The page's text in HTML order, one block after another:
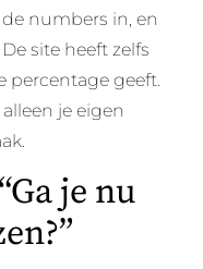
numbers in, en
site heeft zelfs
percentage geeft.
je eigen
je nu